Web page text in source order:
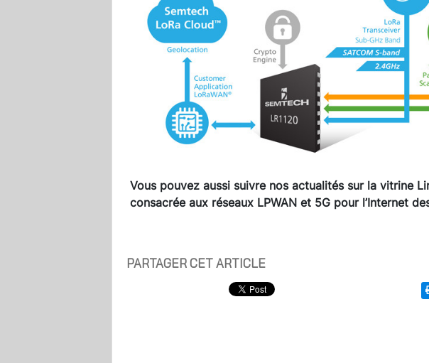
Vous pouvez aussi suivre nos actualités sur la vitrine
consacrée aux réseaux LPWAN et 5G pour l’Internet
PARTAGER CET ARTICLE